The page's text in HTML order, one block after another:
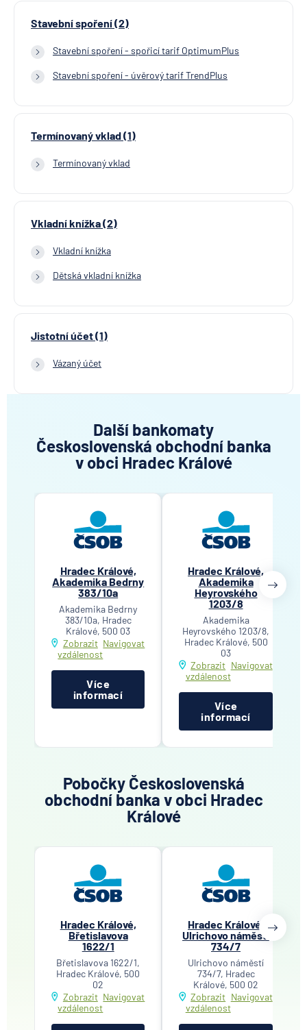
Stavební spoření (2)
Stavební spoření - spořicí tarif OptimumPlus
Stavební spoření - úvěrový tarif TrendPlus
Termínovaný vklad (1)
Termínovaný vklad
Vkladní knížka (2)
Vkladní knížka
Dětská vkladní knížka
Jistotní účet (1)
Vázaný účet
Další bankomaty
Československá obchodní banka
v obci Hradec Králové
Hradec Králové,
Akademika Bedrny
383/10a
Akademika Bedrny
383/10a, Hradec
Králové, 500 03
Zobrazit
vzdálenost
Navigovat
Více
informací
Hradec Králové,
Akademika
Heyrovského
1203/8
Akademika
Heyrovského 1203/8,
Hradec Králové, 500
03
Zobrazit
vzdálenost
Navigovat
Více
informací
Pobočky Československá
obchodní banka v obci Hradec
Králové
Hradec Králové,
Břetislavova
1622/1
Břetislavova 1622/1,
Hradec Králové, 500
02
Zobrazit
vzdálenost
Navigovat
Hradec Králové,
Ulrichovo náměstí
734/7
Ulrichovo náměstí
734/7, Hradec
Králové, 500 02
Zobrazit
vzdálenost
Navigovat